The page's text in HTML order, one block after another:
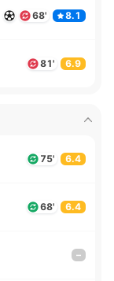
68' 8.1
81' 6.9
75' 6.4
68' 6.4
–